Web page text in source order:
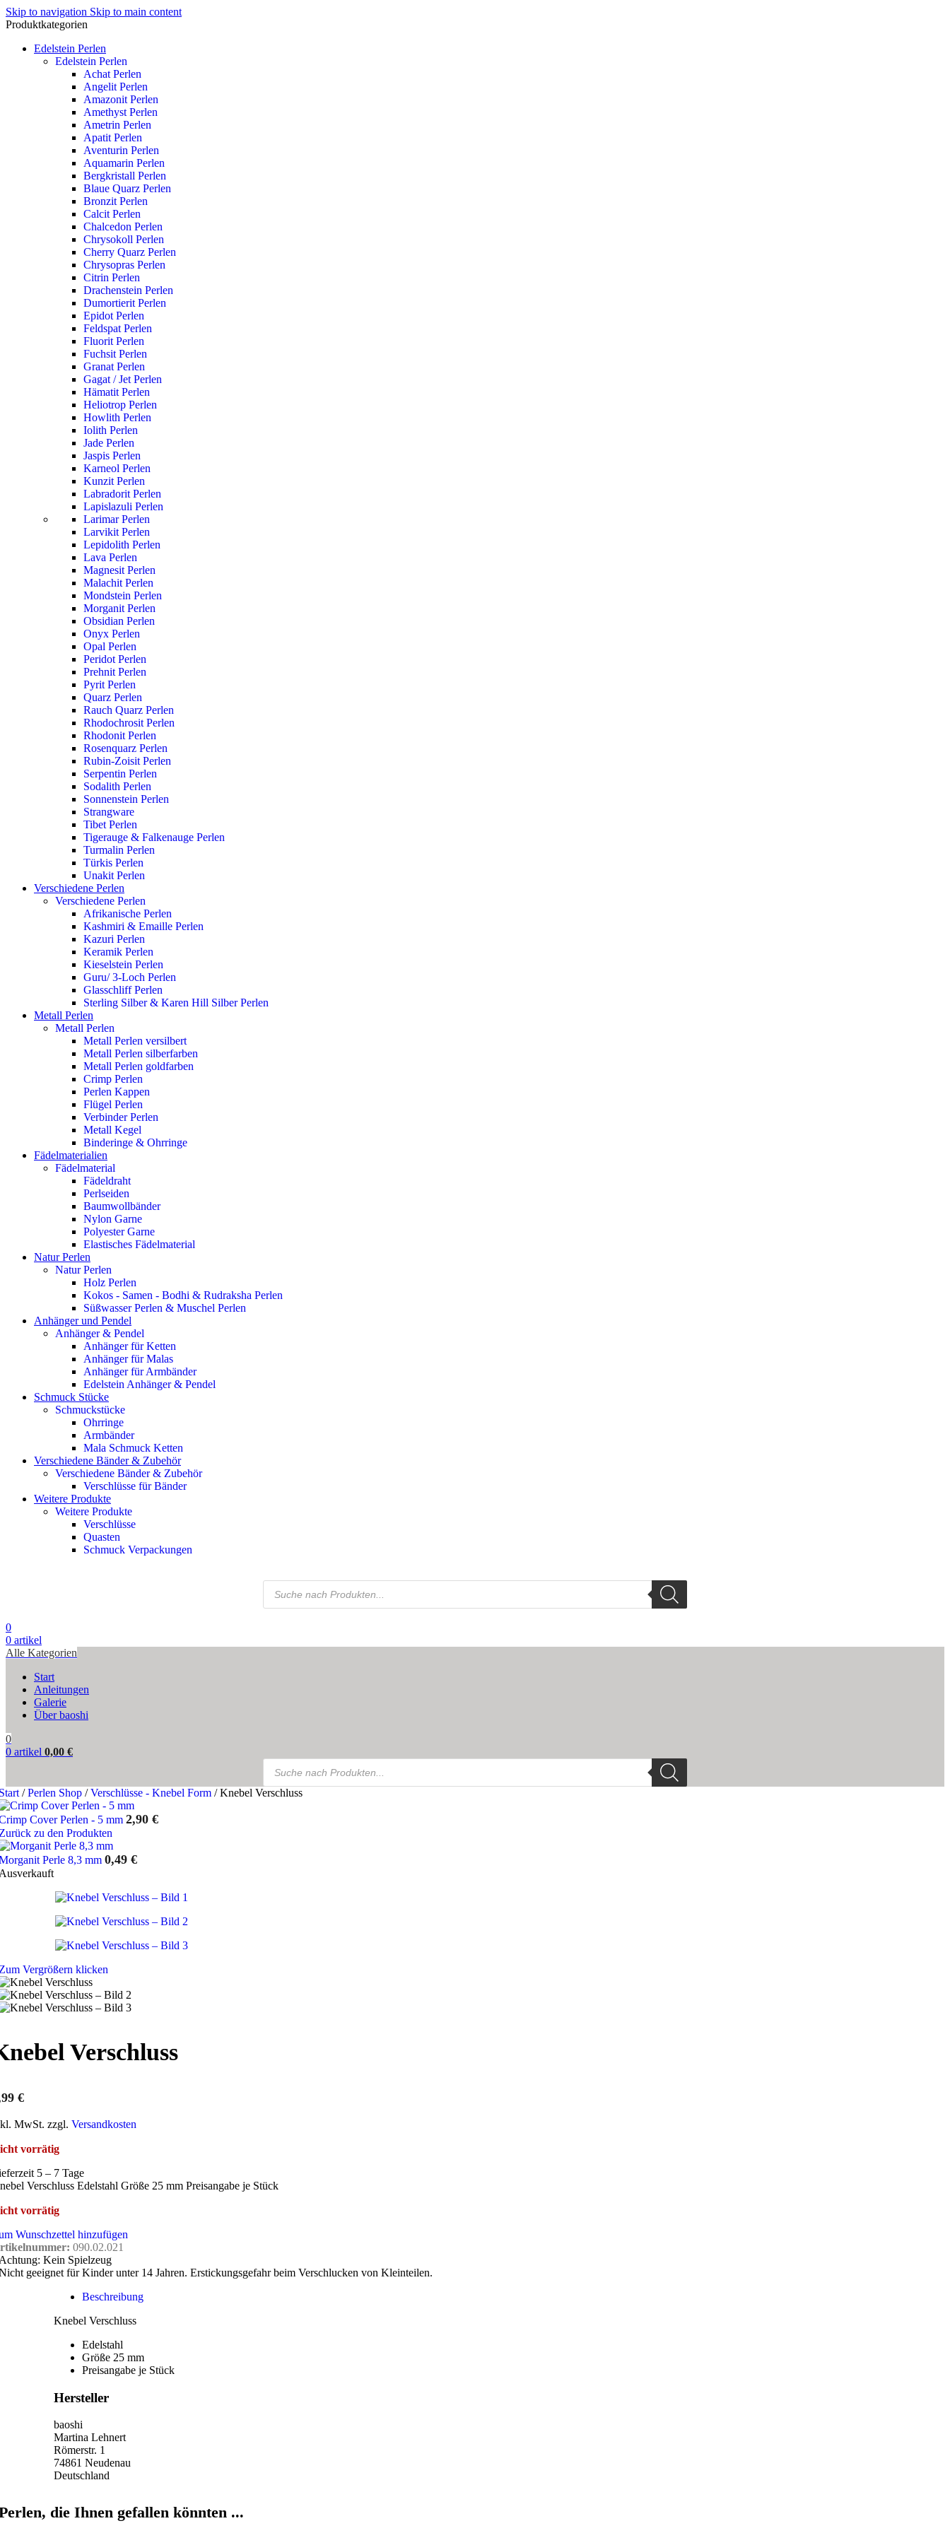
Skip to navigation Skip to main content
Produktkategorien
Edelstein Perlen
Edelstein Perlen
Achat Perlen
Angelit Perlen
Amazonit Perlen
Amethyst Perlen
Ametrin Perlen
Apatit Perlen
Aventurin Perlen
Aquamarin Perlen
Bergkristall Perlen
Blaue Quarz Perlen
Bronzit Perlen
Calcit Perlen
Chalcedon Perlen
Chrysokoll Perlen
Cherry Quarz Perlen
Chrysopras Perlen
Citrin Perlen
Drachenstein Perlen
Dumortierit Perlen
Epidot Perlen
Feldspat Perlen
Fluorit Perlen
Fuchsit Perlen
Granat Perlen
Gagat / Jet Perlen
Hämatit Perlen
Heliotrop Perlen
Howlith Perlen
Iolith Perlen
Jade Perlen
Jaspis Perlen
Karneol Perlen
Kunzit Perlen
Labradorit Perlen
Lapislazuli Perlen
Larimar Perlen
Larvikit Perlen
Lepidolith Perlen
Lava Perlen
Magnesit Perlen
Malachit Perlen
Mondstein Perlen
Morganit Perlen
Obsidian Perlen
Onyx Perlen
Opal Perlen
Peridot Perlen
Prehnit Perlen
Pyrit Perlen
Quarz Perlen
Rauch Quarz Perlen
Rhodochrosit Perlen
Rhodonit Perlen
Rosenquarz Perlen
Rubin-Zoisit Perlen
Serpentin Perlen
Sodalith Perlen
Sonnenstein Perlen
Strangware
Tibet Perlen
Tigerauge & Falkenauge Perlen
Turmalin Perlen
Türkis Perlen
Unakit Perlen
Verschiedene Perlen
Verschiedene Perlen
Afrikanische Perlen
Kashmiri & Emaille Perlen
Kazuri Perlen
Keramik Perlen
Kieselstein Perlen
Guru/ 3-Loch Perlen
Glasschliff Perlen
Sterling Silber & Karen Hill Silber Perlen
Metall Perlen
Metall Perlen
Metall Perlen versilbert
Metall Perlen silberfarben
Metall Perlen goldfarben
Crimp Perlen
Perlen Kappen
Flügel Perlen
Verbinder Perlen
Metall Kegel
Binderinge & Ohrringe
Fädelmaterialien
Fädelmaterial
Fädeldraht
Perlseiden
Baumwollbänder
Nylon Garne
Polyester Garne
Elastisches Fädelmaterial
Natur Perlen
Natur Perlen
Holz Perlen
Kokos - Samen - Bodhi & Rudraksha Perlen
Süßwasser Perlen & Muschel Perlen
Anhänger und Pendel
Anhänger & Pendel
Anhänger für Ketten
Anhänger für Malas
Anhänger für Armbänder
Edelstein Anhänger & Pendel
Schmuck Stücke
Schmuckstücke
Ohrringe
Armbänder
Mala Schmuck Ketten
Verschiedene Bänder & Zubehör
Verschiedene Bänder & Zubehör
Verschlüsse für Bänder
Weitere Produkte
Weitere Produkte
Verschlüsse
Quasten
Schmuck Verpackungen
Products
search
0
0 artikel
Alle Kategorien
Start
Anleitungen
Galerie
Über baoshi
0
0 artikel 0,00 €
Products
search
/ Perlen Shop / Verschlüsse - Knebel Form / Knebel Verschluss
Cover Perlen - 5 mm 2,90 €
zu den Produkten
Perle 8,3 mm 0,49 €
Vergrößern klicken
Verschluss
€
MwSt. zzgl. Versandkosten
vorrätig
5 – 7 Tage
Verschluss Edelstahl Größe 25 mm Preisangabe je Stück
vorrätig
Wunschzettel hinzufügen
090.02.021
Kein Spielzeug
geeignet für Kinder unter 14 Jahren. Erstickungsgefahr beim Verschlucken von Kleinteilen.
Beschreibung
Knebel Verschluss
Edelstahl
Größe 25 mm
Preisangabe je Stück
Hersteller
baoshi
Martina Lehnert
Römerstr. 1
74861 Neudenau
Deutschland
die Ihnen gefallen könnten ...